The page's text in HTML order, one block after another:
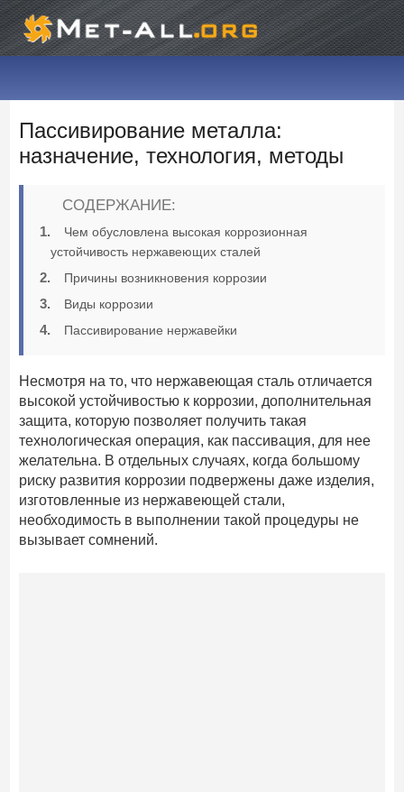
Пассивирование металла:
назначение, технология, методы
СОДЕРЖАНИЕ:
Чем обусловлена высокая коррозионная
устойчивость нержавеющих сталей
Причины возникновения коррозии
Виды коррозии
Пассивирование нержавейки
Несмотря на то, что нержавеющая сталь отличается
высокой устойчивостью к коррозии, дополнительная
защита, которую позволяет получить такая
технологическая операция, как пассивация, для нее
желательна. В отдельных случаях, когда большому
риску развития коррозии подвержены даже изделия,
изготовленные из нержавеющей стали,
необходимость в выполнении такой процедуры не
вызывает сомнений.